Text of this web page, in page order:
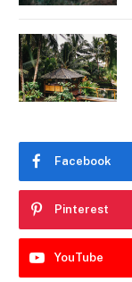
Facebook
Pinterest
YouTube